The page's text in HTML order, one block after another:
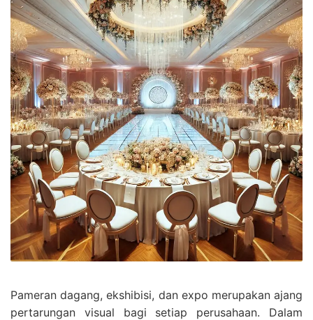
Pameran dagang, ekshibisi, dan expo merupakan ajang
pertarungan visual bagi setiap perusahaan. Dalam